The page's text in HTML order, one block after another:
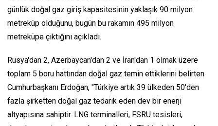
günlük doğal gaz giriş kapasitesinin yaklaşık 90 milyon
metreküp olduğunu, bugün bu rakamın 495 milyon
metreküpe çıktığını açıkladı.
Rusya'dan 2, Azerbaycan'dan 2 ve İran'dan 1 olmak üzere
toplam 5 boru hattından doğal gaz temin ettiklerini belirten
Cumhurbaşkanı Erdoğan, "Türkiye artık 39 ülkeden 50'den
fazla şirketten doğal gaz tedarik eden dev bir enerji
altyapısına sahiptir. LNG terminalleri, FSRU tesisleri,